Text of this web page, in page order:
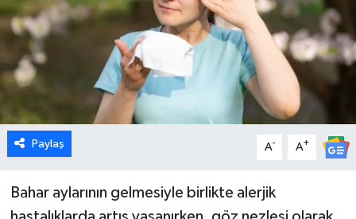
Paylaş A- A+
Bahar aylarının gelmesiyle birlikte alerjik
Emet
Foto Galeri
Genel
Gündem